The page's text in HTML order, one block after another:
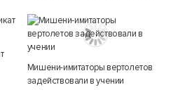
Мишени-имитаторы вертолетов
задействовали в учении